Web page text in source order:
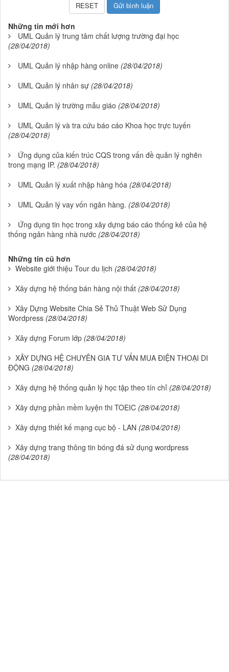
Những tin mới hơn
UML Quản lý trung tâm chất lượng trường đại học
(28/04/2018)
UML Quản lý nhập hàng online (28/04/2018)
UML Quản lý nhân sự (28/04/2018)
UML Quản lý trường mẫu giáo (28/04/2018)
UML Quản lý và tra cứu báo cáo Khoa học trực tuyến
(28/04/2018)
Ứng dụng của kiến trúc CQS trong vấn đề quản lý nghẽn
trong mạng IP. (28/04/2018)
UML Quản lý xuất nhập hàng hóa (28/04/2018)
UML Quản lý vay vốn ngân hàng. (28/04/2018)
Ứng dụng tin học trong xây dựng báo cáo thống kê của hệ
thống ngân hàng nhà nước (28/04/2018)
Những tin cũ hơn
Website giới thiệu Tour du lịch (28/04/2018)
Xây dựng hệ thống bán hàng nội thất (28/04/2018)
Xây Dựng Website Chia Sẻ Thủ Thuật Web Sử Dụng
Wordpress (28/04/2018)
Xây dựng Forum lớp (28/04/2018)
XÂY DỰNG HỆ CHUYÊN GIA TƯ VẤN MUA ĐIỆN THOẠI DI
ĐỘNG (28/04/2018)
Xây dựng hệ thống quản lý học tập theo tín chỉ (28/04/2018)
Xây dựng phần mềm luyện thi TOEIC (28/04/2018)
Xây dựng thiết kế mạng cục bộ - LAN (28/04/2018)
Xây dựng trang thông tin bóng đá sử dụng wordpress
(28/04/2018)